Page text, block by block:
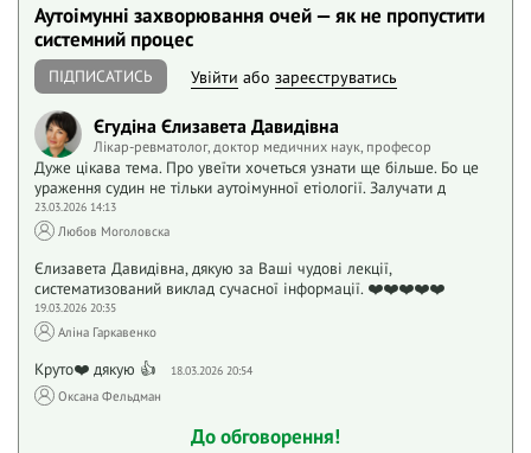
Аутоімунні захворювання очей — як не пропустити
системний процес
ПІДПИСАТИСЬ Увійти або зареєструватись
Єгудіна Єлизавета Давидівна
Лікар-ревматолог, доктор медичних наук, професор
Дуже цікава тема. Про увеїти хочеться узнати ще більше. Бо це
ураження судин не тільки аутоімунної етіології. Залучати д
23.03.2026 14:13
Любов Моголовска
Єлизавета Давидівна, дякую за Ваші чудові лекції,
систематизований виклад сучасної інформації. ❤️❤️❤️❤️❤️
19.03.2026 20:35
Аліна Гаркавенко
Круто❤️ дякую 👍 18.03.2026 20:54
Оксана Фельдман
До обговорення!